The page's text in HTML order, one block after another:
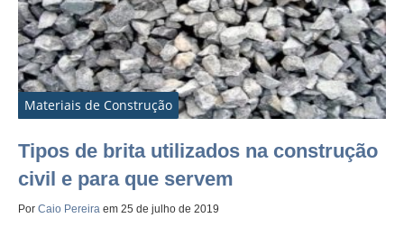
Materiais de Construção
Tipos de brita utilizados na construção
civil e para que servem
Por Caio Pereira em 25 de julho de 2019